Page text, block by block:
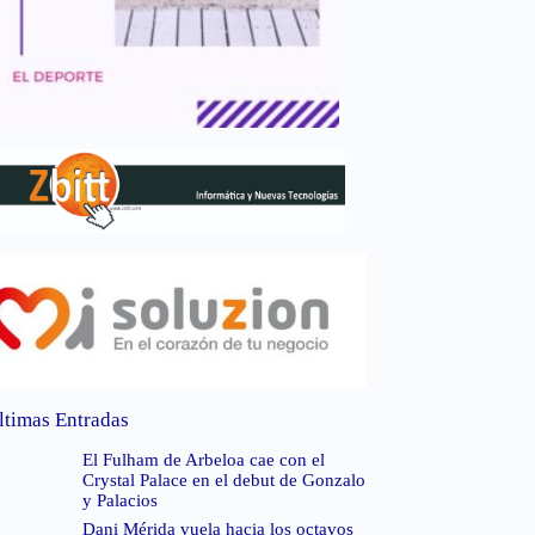
Entradas
El Fulham de Arbeloa cae con el
Crystal Palace en el debut de Gonzalo
y Palacios
Dani Mérida vuela hacia los octavos